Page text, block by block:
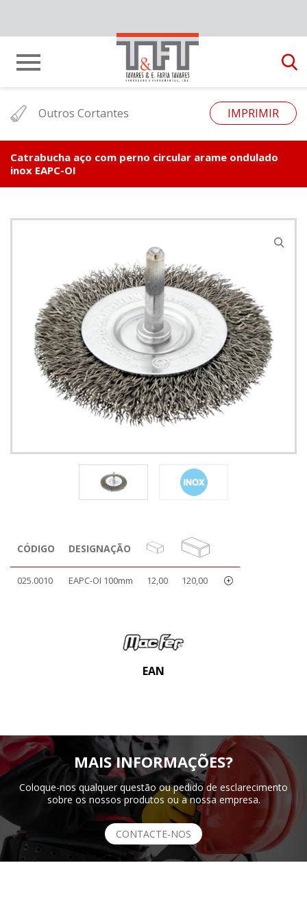
Outros Cortantes IMPRIMIR
Catrabucha aço com perno circular arame ondulado
inox EAPC-OI
CÓDIGO DESIGNAÇÃO
025.0010 EAPC-OI 100mm 12,00 120,00
EAN
MAIS INFORMAÇÕES?
Coloque-nos qualquer questão ou pedido de esclarecimento
sobre os nossos produtos ou a nossa empresa.
CONTACTE-NOS